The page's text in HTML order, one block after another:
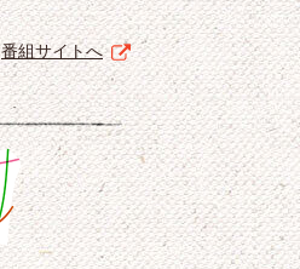
番組サイトへ